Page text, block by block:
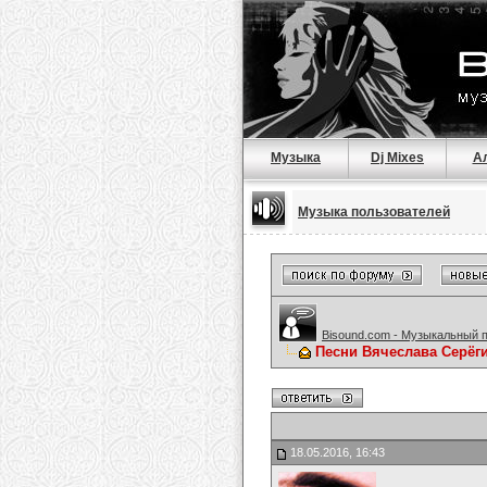
Музыка Dj Mixes
Музыка пользователей
Bisound.com - Музыкальный
Песни Вячеслава
18.05.2016, 16:43